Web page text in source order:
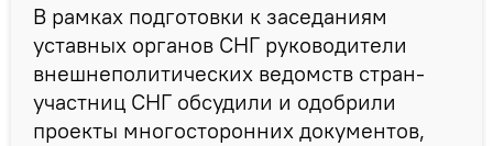
В рамках подготовки к заседаниям
уставных органов СНГ руководители
внешнеполитических ведомств стран-
участниц СНГ обсудили и одобрили
проекты многосторонних документов,